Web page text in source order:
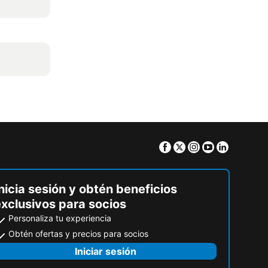
Facebook
TwitterInstagram
Youtube
sesión y obtén beneficios
para socios
Personaliza tu experiencia
Obtén ofertas y precios para socios
Iniciar sesión